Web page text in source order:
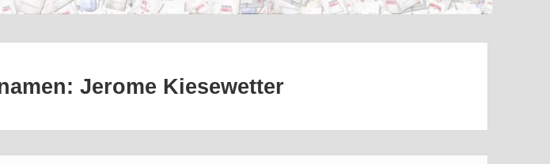
Jerome Kiesewetter